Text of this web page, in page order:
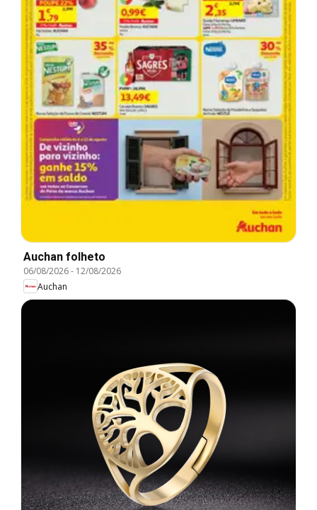
Auchan folheto
06/08/2026- 12/08/2026
Auchan